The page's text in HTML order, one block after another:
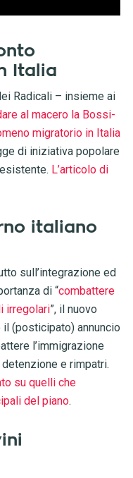
Italia
Radicali – insieme ai
al macero la Bossi-
migratorio in Italia
di iniziativa popolare
L’articolo di
italiano
sull’integrazione ed
di “combattere
irregolari”, il nuovo
(posticipato) annuncio
l’immigrazione
e rimpatri.
su quelli che
del piano.